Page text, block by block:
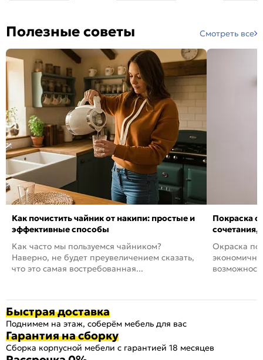
Полезные советы Смотреть все
Как почистить чайник от накипи: простые и
эффективные способы
Как часто мы пользуемся чайником?
Наверно, не будет преувеличением сказать,
что это самая востребованная...
Покраска
сочетания,
Окраска
Быстрая доставка
Поднимем на этаж, соберём мебель для вас
Гарантия на сборку
Сборка корпусной мебели с гарантией 18 месяцев